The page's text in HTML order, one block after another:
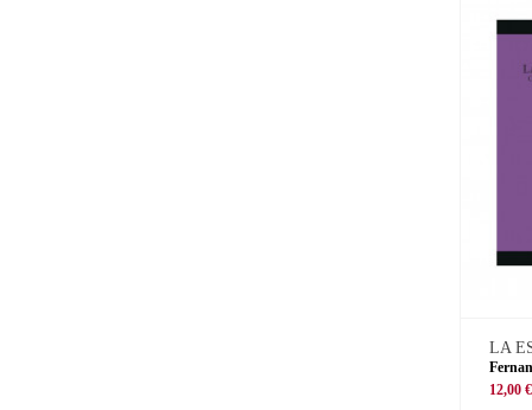
LA
12,00 €